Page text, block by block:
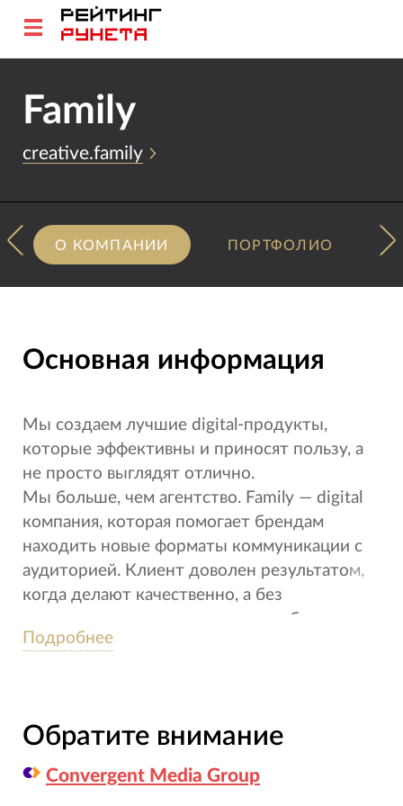
Family
creative.family
О КОМПАНИИ ПОРТФОЛИО
Основная информация
Мы создаем лучшие digital-продукты,
которые эффективны и приносят пользу, а
не просто выглядят отлично.
Мы больше, чем агентство. Family — digital
компания, которая помогает брендам
находить новые форматы коммуникации с
аудиторией. Клиент доволен результатом,
когда делают качественно, а без
качественного результата и не работаем.
Подробнее
Обратите внимание
Convergent Media Group